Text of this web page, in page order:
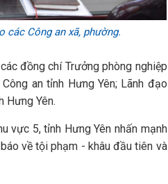
các Công an xã, phường.
đồng chí Trưởng phòng nghiệp
an tỉnh Hưng Yên; Lãnh đạo
Hưng Yên.
vực 5, tỉnh Hưng Yên nhấn mạnh
về tội phạm - khâu đầu tiên và